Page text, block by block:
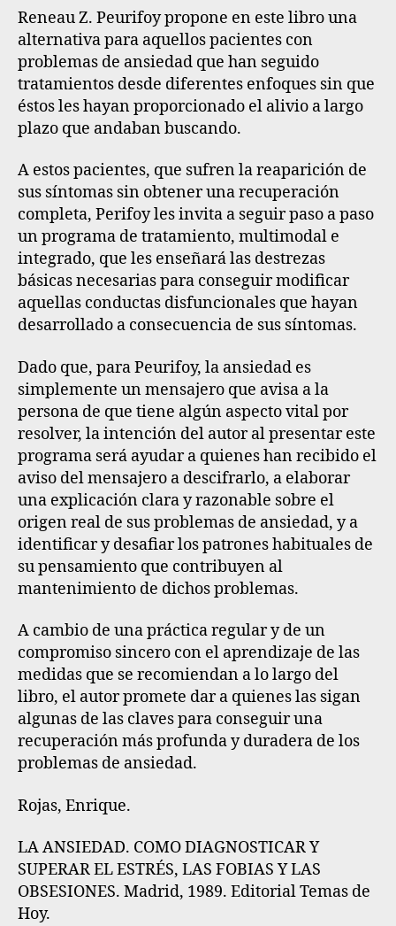
Reneau Z. Peurifoy propone en este libro una
alternativa para aquellos pacientes con
problemas de ansiedad que han seguido
tratamientos desde diferentes enfoques sin que
éstos les hayan proporcionado el alivio a largo
plazo que andaban buscando.
A estos pacientes, que sufren la reaparición de
sus síntomas sin obtener una recuperación
completa, Perifoy les invita a seguir paso a paso
un programa de tratamiento, multimodal e
integrado, que les enseñará las destrezas
básicas necesarias para conseguir modificar
aquellas conductas disfuncionales que hayan
desarrollado a consecuencia de sus síntomas.
Dado que, para Peurifoy, la ansiedad es
simplemente un mensajero que avisa a la
persona de que tiene algún aspecto vital por
resolver, la intención del autor al presentar este
programa será ayudar a quienes han recibido el
aviso del mensajero a descifrarlo, a elaborar
una explicación clara y razonable sobre el
origen real de sus problemas de ansiedad, y a
identificar y desafiar los patrones habituales de
su pensamiento que contribuyen al
mantenimiento de dichos problemas.
A cambio de una práctica regular y de un
compromiso sincero con el aprendizaje de las
medidas que se recomiendan a lo largo del
libro, el autor promete dar a quienes las sigan
algunas de las claves para conseguir una
recuperación más profunda y duradera de los
problemas de ansiedad.
Rojas, Enrique.
LA ANSIEDAD. COMO DIAGNOSTICAR Y
SUPERAR EL ESTRÉS, LAS FOBIAS Y LAS
OBSESIONES. Madrid, 1989. Editorial Temas de
Hoy.